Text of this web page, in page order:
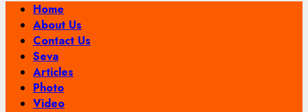
Primary
Menu
Home
About Us
Contact Us
Seva
Articles
Photo
Video